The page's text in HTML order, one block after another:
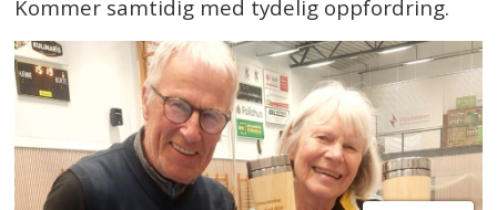
Kommer samtidig med tydelig oppfordring.